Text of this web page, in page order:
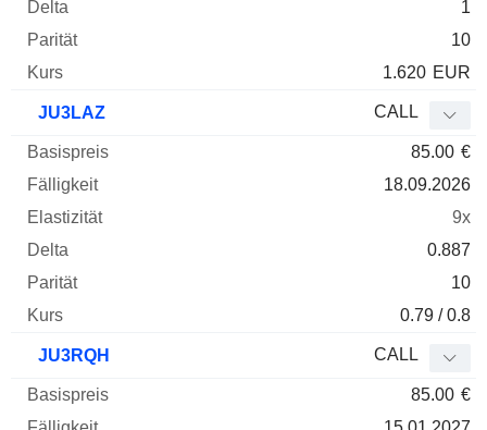
1
10
1.620 EUR
JU3LAZ CALL
85.00 €
18.09.2026
9x
0.887
10
0.79 / 0.8
JU3RQH CALL
85.00 €